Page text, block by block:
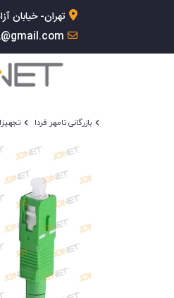
تهران- خیابان
بازرگانی تامهر فردا